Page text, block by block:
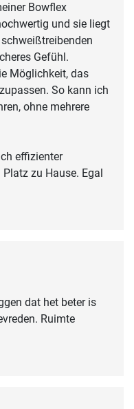
Bowflex
und sie liegt
Gefühl.
Möglichkeit, das
So kann ich
ohne mehrere
effizienter
zu Hause. Egal
dat het beter is
Ruimte